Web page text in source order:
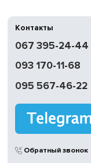
Контакты
067 395-24-44
093 170-11-68
095 567-46-22
Обратный звонок